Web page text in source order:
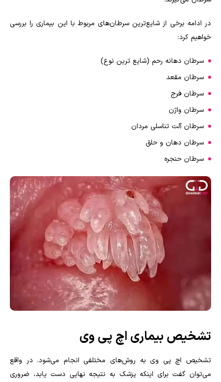
در ادامه برخی از شایع‌ترین سرطان‌های مربوط با این بیماری را بررسی
خواهیم کرد:
سرطان دهانه رحم (شایع ترین نوع)
سرطان مقعد
سرطان فرج
سرطان واژن
سرطان آلت تناسلی مردان
سرطان دهان و حلق
سرطان حنجره
تشخیص بیماری اچ پی وی
تشخیص اچ پی وی به روش‌های مختلفی انجام می‌شود. در واقع
می‌توان گفت برای اینکه پزشک به نتیجه نهایی دست یابد، ضروری